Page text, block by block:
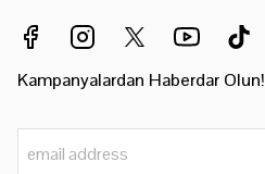
Kampanyalardan Haberdar Olun!